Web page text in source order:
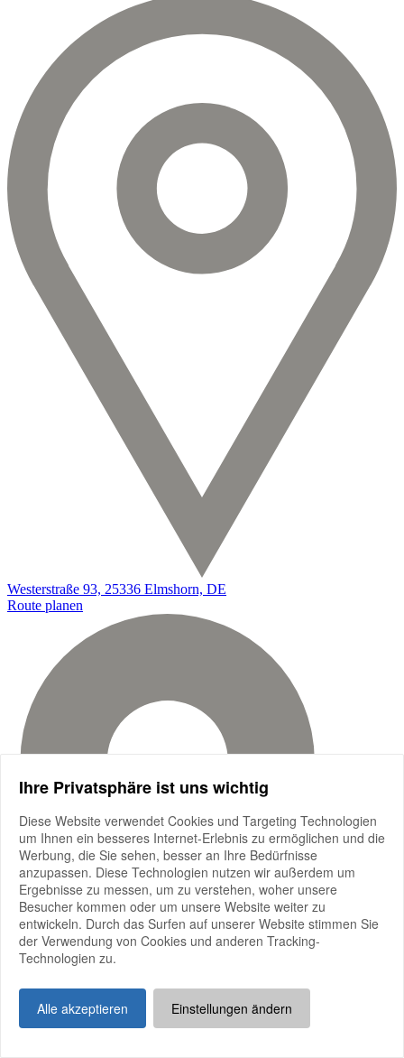
Westerstraße 93, 25336 Elmshorn, DE
Route planen
Ihre Privatsphäre ist uns wichtig
Diese Website verwendet Cookies und Targeting Technologien
um Ihnen ein besseres Internet-Erlebnis zu ermöglichen und die
Werbung, die Sie sehen, besser an Ihre Bedürfnisse
anzupassen. Diese Technologien nutzen wir außerdem um
Ergebnisse zu messen, um zu verstehen, woher unsere
Besucher kommen oder um unsere Website weiter zu
entwickeln. Durch das Surfen auf unserer Website stimmen Sie
der Verwendung von Cookies und anderen Tracking-
Technologien zu.
Alle akzeptieren Einstellungen ändern